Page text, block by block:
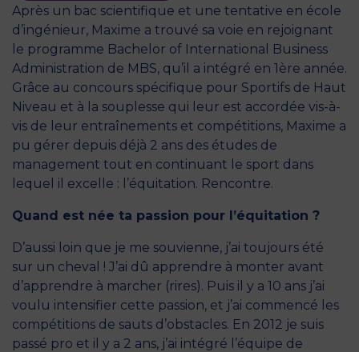
Après un bac scientifique et une tentative en école
d’ingénieur, Maxime a trouvé sa voie en rejoignant
le programme Bachelor of International Business
Administration de MBS, qu’il a intégré en 1ère année.
Grâce au concours spécifique pour Sportifs de Haut
Niveau et à la souplesse qui leur est accordée vis-à-
vis de leur entraînements et compétitions, Maxime a
pu gérer depuis déjà 2 ans des études de
management tout en continuant le sport dans
lequel il excelle : l’équitation. Rencontre.
Quand est née ta passion pour l’équitation ?
D’aussi loin que je me souvienne, j’ai toujours été
sur un cheval ! J’ai dû apprendre à monter avant
d’apprendre à marcher (rires). Puis il y a 10 ans j’ai
voulu intensifier cette passion, et j’ai commencé les
compétitions de sauts d’obstacles. En 2012 je suis
passé pro et il y a 2 ans, j’ai intégré l’équipe de